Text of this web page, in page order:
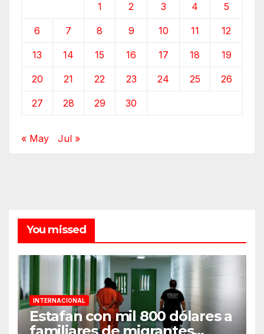
1 2 3 4 5
6 7 8 9 10 11 12
13 14 15 16 17 18 19
20 21 22 23 24 25 26
27 28 29 30
« May Jul »
You missed
INTERNACIONAL
Estafan con mil 800 dólares a